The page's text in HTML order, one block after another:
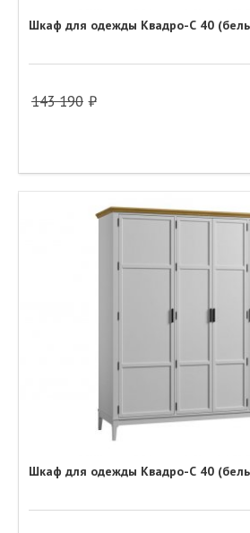
Шкаф для одежды Квадро-С 40
143 190
Шкаф для одежды Квадро-С 40